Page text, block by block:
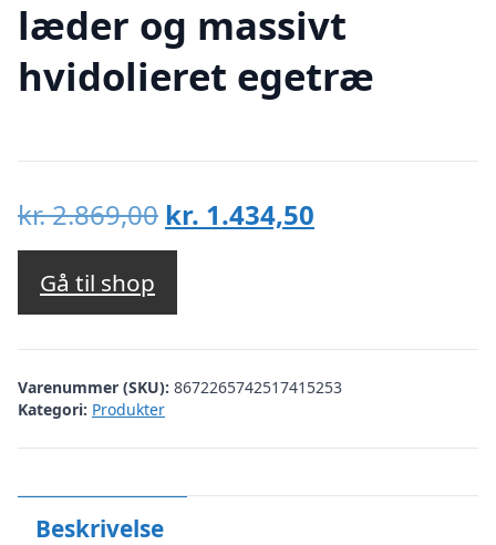
læder og massivt
hvidolieret egetræ
kr.2.869,00 Den
oprindelige
var:
kr. 2.869,00.
kr. 1.434,50
kr. 1.434,50.
Gå til shop
Varenummer (SKU): 8672265742517415253
Kategori: Produkter
Beskrivelse